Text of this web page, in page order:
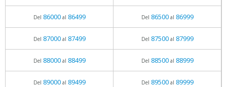
Del 86000al 86499 Del 86500al 86999
Del 87000al 87499 Del 87500al 87999
Del 88000al 88499 Del 88500al 88999
Del 89000al 89499 Del 89500al 89999